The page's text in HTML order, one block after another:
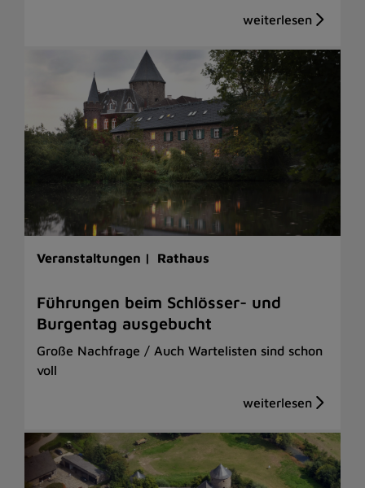
Veranstaltungen | Rathaus
Führungen beim Schlösser- und
Burgentag ausgebucht
Große Nachfrage / Auch Wartelisten sind schon
voll